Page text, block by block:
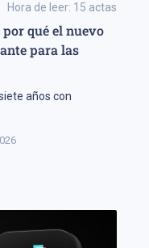
Hora de leer: 15 actas
por qué el nuevo
para las
años con